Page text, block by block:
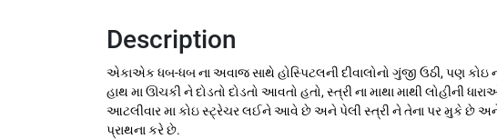
Description
એકાએક ધબ-ધબ ના અવાજ સાથે હોસ્પિટલની દીવાલોનો ગુંજી ઉઠી, પણ કોઇ
હાથ મા ઊચકી ને દોડતો દોડતો આવતો હતો, સ્ત્રી ના માથા માથી
આટલીવાર મા કોઇ સ્ટ્રેચર લઈને આવે છે અને પેલી સ્ત્રી ને તેના પર મુકે છે
પ્રાથના કરે છે.